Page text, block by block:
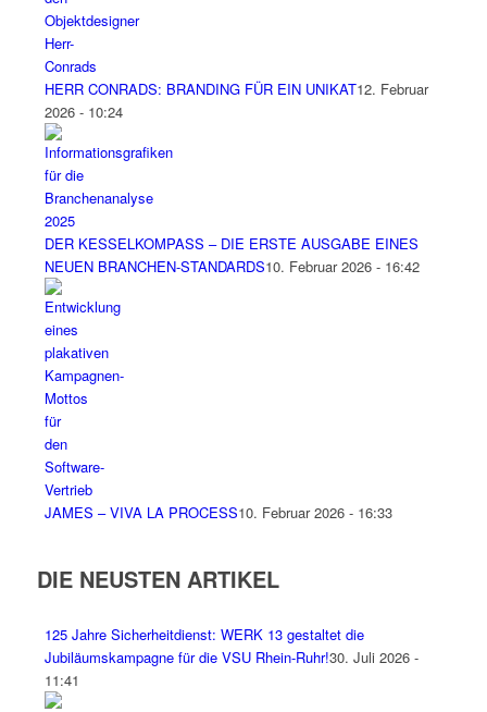
HERR CONRADS: BRANDING FÜR EIN UNIKAT12. Februar
2026 - 10:24
DER KESSELKOMPASS – DIE ERSTE AUSGABE EINES
NEUEN BRANCHEN-STANDARDS10. Februar 2026 - 16:42
JAMES – VIVA LA PROCESS10. Februar 2026 - 16:33
DIE NEUSTEN ARTIKEL
125 Jahre Sicherheitdienst: WERK 13 gestaltet die
Jubiläumskampagne für die VSU Rhein-Ruhr!30. Juli 2026 -
11:41